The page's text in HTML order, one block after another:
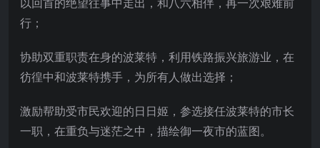
行；
协助双重职责在身的波莱特，利用铁路振兴旅游业，在
彷徨中和波莱特携手，为所有人做出选择；
激励帮助受市民欢迎的日日姬，参选接任波莱特的市长
一职，在重负与迷茫之中，描绘御一夜市的蓝图。